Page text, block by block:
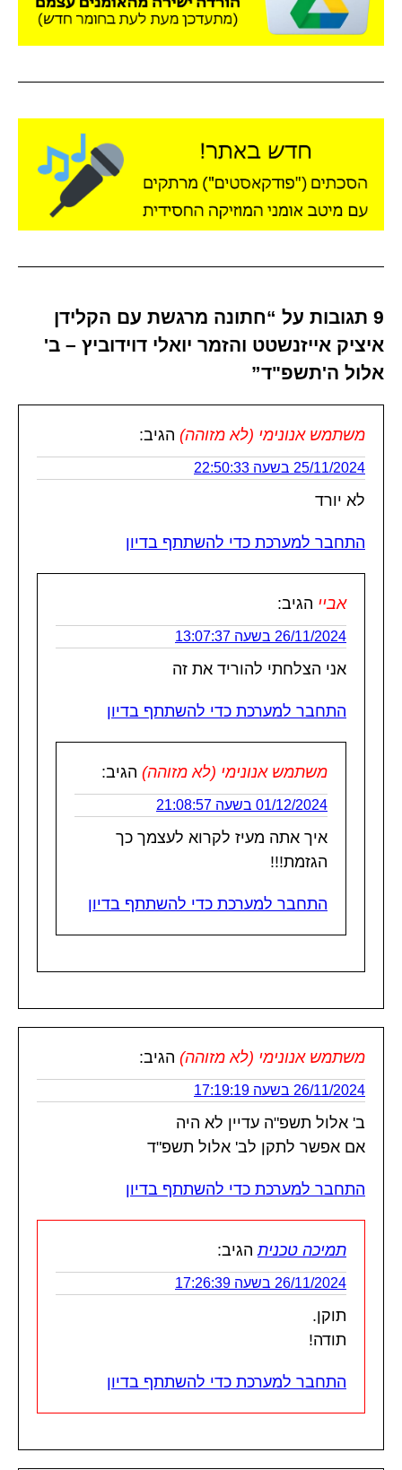
9 תגובות על “חתונה מרגשת עם הקלידן
איציק אייזנשטט והזמר יואלי דוידוביץ – ב'
אלול ה'תשפ"ד”
משתמש אנונימי (לא מזוהה) הגיב:
25/11/2024 בשעה 22:50:33
לא יורד
התחבר למערכת כדי להשתתף בדיון
אביי הגיב:
26/11/2024 בשעה 13:07:37
אני הצלחתי להוריד את זה
התחבר למערכת כדי להשתתף בדיון
משתמש אנונימי (לא מזוהה) הגיב:
01/12/2024 בשעה 21:08:57
איך אתה מעיז לקרוא לעצמך כך
הגזמת!!!
התחבר למערכת כדי להשתתף בדיון
משתמש אנונימי (לא מזוהה) הגיב:
26/11/2024 בשעה 17:19:19
ב' אלול תשפ"ה עדיין לא היה
אם אפשר לתקן לב' אלול תשפ"ד
התחבר למערכת כדי להשתתף בדיון
תמיכה טכנית הגיב:
26/11/2024 בשעה 17:26:39
תוקן.
תודה!
התחבר למערכת כדי להשתתף בדיון